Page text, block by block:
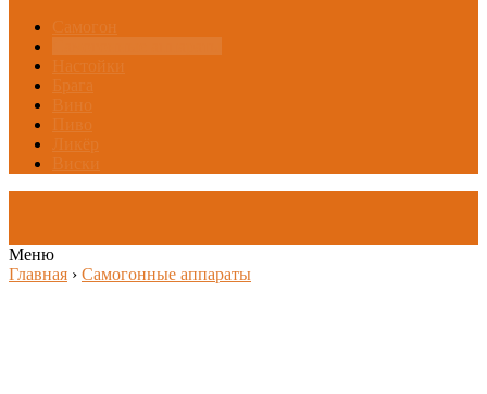
Самогон
Настойки
Брага
Вино
Пиво
Ликёр
Виски
Меню
Главная › Самогонные аппараты